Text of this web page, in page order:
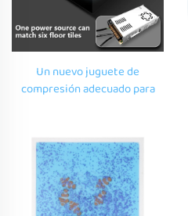
Un nuevo juguete de
compresión adecuado para
cambiante azulejos de suelo
luminiscente